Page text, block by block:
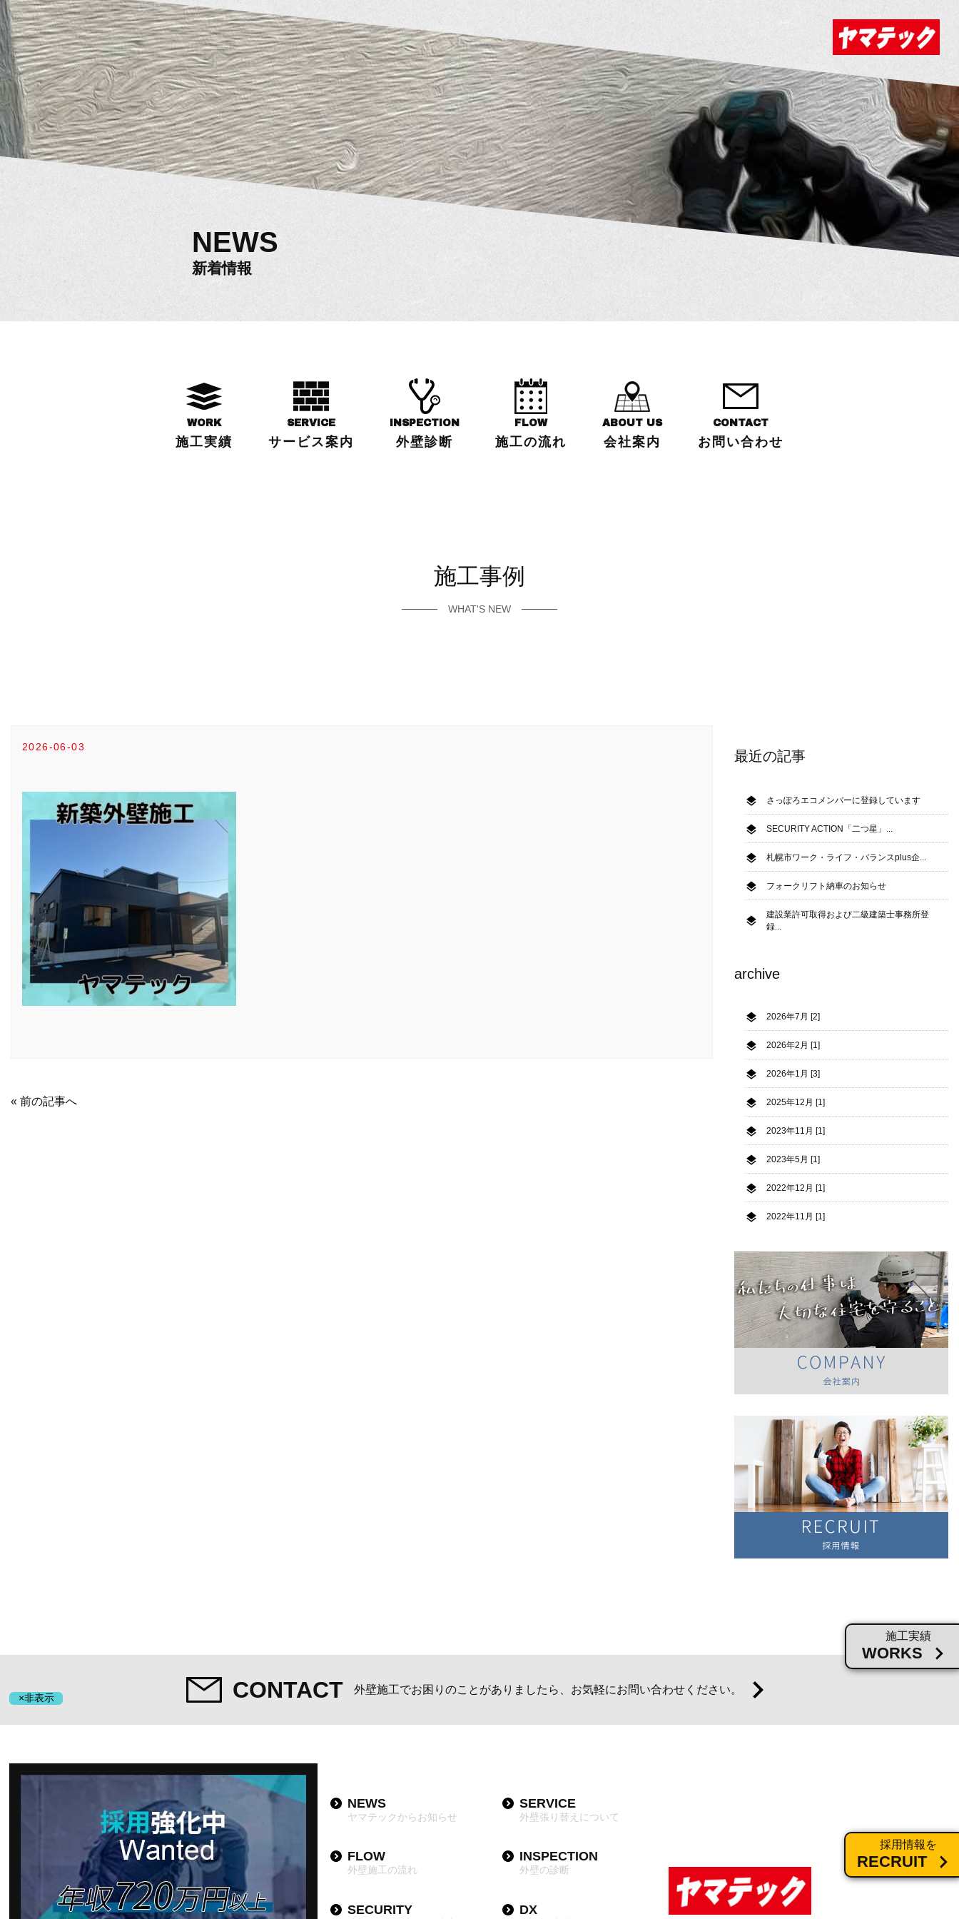
NEWS
新着情報
WORK
施工実績
SERVICE
サービス案内
INSPECTION
外壁診断
FLOW
施工の流れ
ABOUT US
会社案内
CONTACT
お問い合わせ
施工事例
WHAT'S NEW
2026-06-03
« 前の記事へ
最近の記事
さっぽろエコメンバーに登録しています
SECURITY ACTION「二つ星」...
札幌市ワーク・ライフ・バランスplus企...
フォークリフト納車のお知らせ
建設業許可取得および二級建築士事務所登
録...
archive
2026年7月 [2]
2026年2月 [1]
2026年1月 [3]
2025年12月 [1]
2023年11月 [1]
2023年5月 [1]
2022年12月 [1]
2022年11月 [1]
×非表示 CONTACT 外壁施工でお困りのことがありましたら、お気軽にお問い合わせください。
施工実績
WORKS
採用情報を
RECRUIT
HOME
ホーム
NEWS
ヤマテックからお知らせ
SERVICE
外壁張り替えについて
WORKS
施工実績
FLOW
外壁施工の流れ
INSPECTION
外壁の診断
PRIVACY SECURITY DX